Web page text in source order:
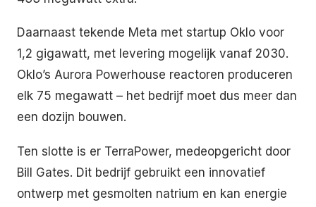
Daarnaast tekende Meta met startup Oklo voor
1,2 gigawatt, met levering mogelijk vanaf 2030.
Oklo’s Aurora Powerhouse reactoren produceren
elk 75 megawatt – het bedrijf moet dus meer dan
een dozijn bouwen.
Ten slotte is er TerraPower, medeopgericht door
Bill Gates. Dit bedrijf gebruikt een innovatief
ontwerp met gesmolten natrium en kan energie